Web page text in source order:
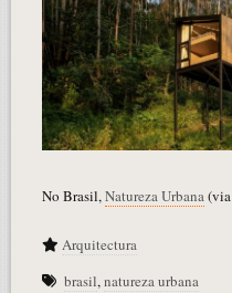
No Brasil,Natureza Urbana(via
Arquitectura
brasil,natureza urbana